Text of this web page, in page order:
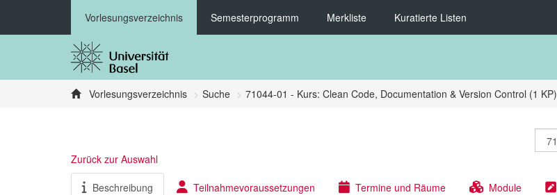
Vorlesungsverzeichnis Semesterprogramm Merkliste Kuratierte Listen
Vorlesungsverzeichnis Suche 71044-01 - Kurs: Clean Code, Documentation & Version Control (1 KP)
Zurück zur Auswahl
Beschreibung Teilnahmevoraussetzungen Termine und Räume Module